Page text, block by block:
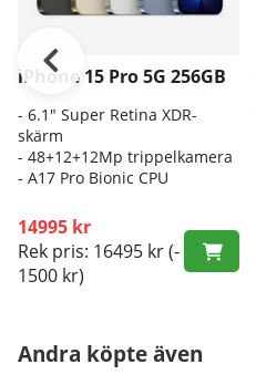
iPhone 15 Pro 5G 256GB
- 6.1" Super Retina XDR-
skärm
- 48+12+12Mp trippelkamera
- A17 Pro Bionic CPU
14995 kr
Rek pris: 16495 kr(-
1500 kr)
Andra köpte även